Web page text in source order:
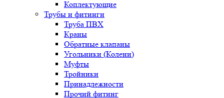
Коплектующие
Трубы и фитинги
Труба ПВХ
Краны
Обратные клапаны
Угольники (Колени)
Муфты
Тройники
Принадлежности
Прочий фитинг